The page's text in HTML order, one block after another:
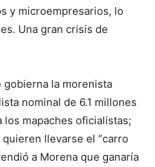
y microempresarios, lo
Una gran crisis de
gobierna la morenista
nominal de 6.1 millones
mapaches oficialistas;
llevarse el “carro
a Morena que ganaría